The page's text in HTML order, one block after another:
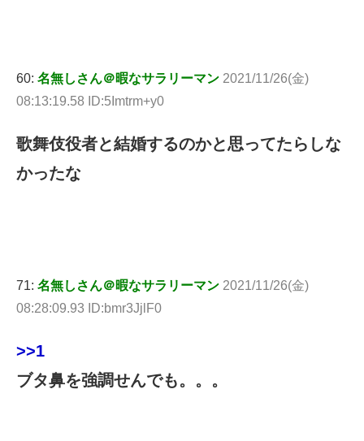
60: 名無しさん＠暇なサラリーマン 2021/11/26(金)
08:13:19.58 ID:5Imtrm+y0
歌舞伎役者と結婚するのかと思ってたらしな
かったな
71: 名無しさん＠暇なサラリーマン 2021/11/26(金)
08:28:09.93 ID:bmr3JjlF0
>>1
ブタ鼻を強調せんでも。。。